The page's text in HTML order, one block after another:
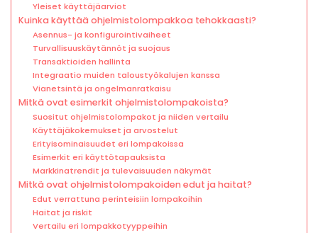
Yleiset käyttäjäarviot
Kuinka käyttää ohjelmistolompakkoa tehokkaasti?
Asennus- ja konfigurointivaiheet
Turvallisuuskäytännöt ja suojaus
Transaktioiden hallinta
Integraatio muiden taloustyökalujen kanssa
Vianetsintä ja ongelmanratkaisu
Mitkä ovat esimerkit ohjelmistolompakoista?
Suositut ohjelmistolompakot ja niiden vertailu
Käyttäjäkokemukset ja arvostelut
Erityisominaisuudet eri lompakoissa
Esimerkit eri käyttötapauksista
Markkinatrendit ja tulevaisuuden näkymät
Mitkä ovat ohjelmistolompakoiden edut ja haitat?
Edut verrattuna perinteisiin lompakoihin
Haitat ja riskit
Vertailu eri lompakkotyyppeihin